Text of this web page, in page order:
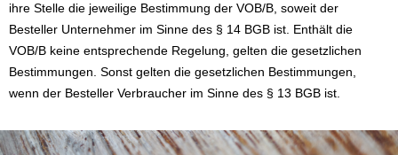
ihre Stelle die jeweilige Bestimmung der VOB/B, soweit der
Besteller Unternehmer im Sinne des § 14 BGB ist. Enthält die
VOB/B keine entsprechende Regelung, gelten die gesetzlichen
Bestimmungen. Sonst gelten die gesetzlichen Bestimmungen,
wenn der Besteller Verbraucher im Sinne des § 13 BGB ist.